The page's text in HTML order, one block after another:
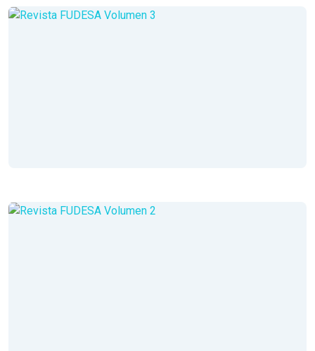
Volumen IV
Volumen III